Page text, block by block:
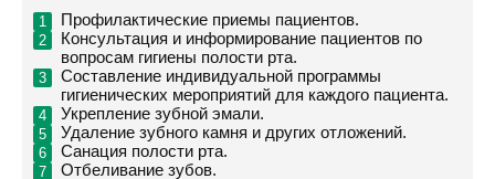
Профилактические приемы пациентов.
Консультация и информирование пациентов по
вопросам гигиены полости рта.
Составление индивидуальной программы
гигиенических мероприятий для каждого пациента.
Укрепление зубной эмали.
Удаление зубного камня и других отложений.
Санация полости рта.
Отбеливание зубов.